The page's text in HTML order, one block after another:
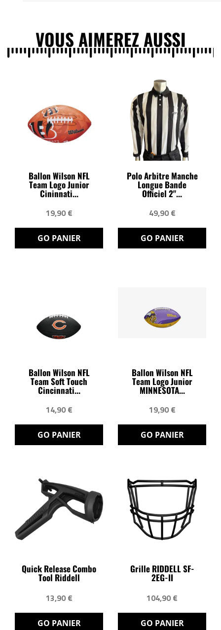
VOUS AIMEREZ AUSSI
Ballon Wilson NFL
Team Logo Junior
Cininnati...
19,90 €
GO PANIER
Polo Arbitre Manche
Longue Bande
Officiel 2"...
49,90 €
GO PANIER
Ballon Wilson NFL
Team Soft Touch
Cincinnati...
14,90 €
GO PANIER
Ballon Wilson NFL
Team Logo Junior
MINNESOTA...
19,90 €
GO PANIER
Quick Release Combo
Tool Riddell
13,90 €
GO PANIER
Grille RIDDELL SF-
2EG-II
104,90 €
GO PANIER